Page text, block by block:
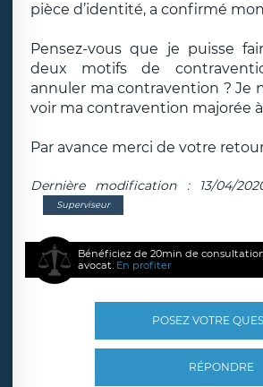
pièce d’identité, a confirmé
Pensez-vous que je puisse
deux motifs de
annuler ma contravention ? Je
voir ma contravention majorée
Par avance merci de votre
Dernière modification : 13/04/
Superviseur
Bénéficiez de 20min de
avocat. En profiter
POSEZ VOTRE
RÉPONDRE